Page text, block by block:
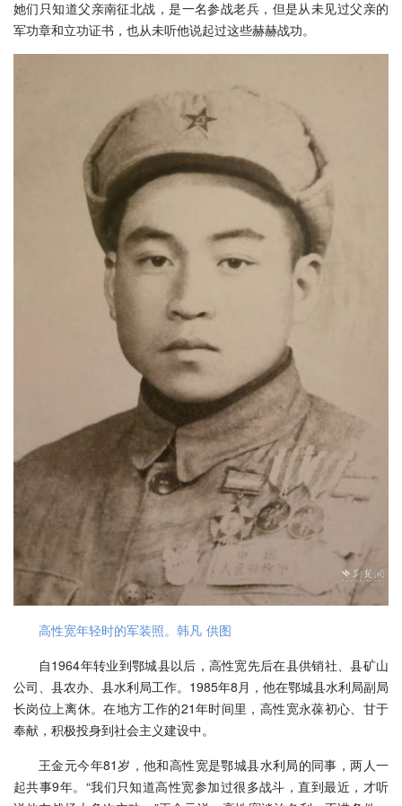
她们只知道父亲南征北战，是一名参战老兵，但是从未见过父亲的
军功章和立功证书，也从未听他说起过这些赫赫战功。
高性宽年轻时的军装照。韩凡 供图
自1964年转业到鄂城县以后，高性宽先后在县供销社、县矿山
公司、县农办、县水利局工作。1985年8月，他在鄂城县水利局副局
长岗位上离休。在地方工作的21年时间里，高性宽永葆初心、甘于
奉献，积极投身到社会主义建设中。
王金元今年81岁，他和高性宽是鄂城县水利局的同事，两人一
起共事9年。“我们只知道高性宽参加过很多战斗，直到最近，才听